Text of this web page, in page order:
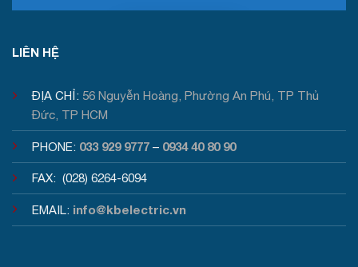
LIÊN HỆ
ĐỊA CHỈ: 56 Nguyễn Hoàng, Phường An Phú, TP Thủ
Đức, TP HCM
PHONE: 033 929 9777 – 0934 40 80 90
FAX: (028) 6264-6094
EMAIL: info@kbelectric.vn